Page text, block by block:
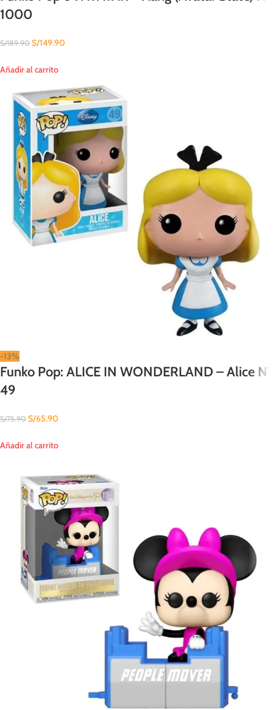
1000
S/189.90 S/149.90
Añadir al carrito
-13%
Funko Pop: ALICE IN WONDERLAND – Alice N°
49
S/75.90 S/65.90
Añadir al carrito